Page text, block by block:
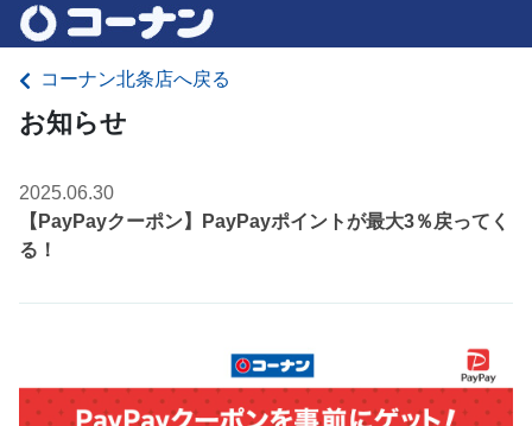
コーナン北条店へ戻る
お知らせ
2025.06.30
【PayPayクーポン】PayPayポイントが最大3％戻ってく
る！